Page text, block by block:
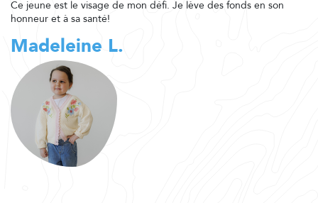
Ce jeune est le visage de mon défi. Je lève des fonds en son
honneur et à sa santé!
Madeleine L.